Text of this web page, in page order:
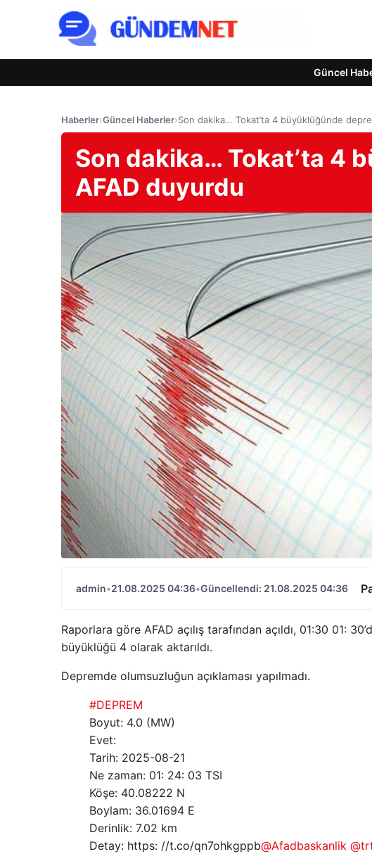
Güncel
Haberler›Güncel Haberler›Son dakika… Tokat’ta 4 büyüklüğünde
Son dakika… Tokat’ta 4
AFAD duyurdu
admin•21.08.2025 04:36•Güncellendi: 21.08.2025 04:36
Raporlara göre AFAD açılış tarafından açıldı, 01:30 01:
büyüklüğü 4 olarak aktarıldı.
Depremde olumsuzluğun açıklaması yapılmadı.
#DEPREM
Boyut: 4.0 (MW)
Evet:
Tarih: 2025-08-21
Ne zaman: 01: 24: 03 TSI
Köşe: 40.08222 N
Boylam: 36.01694 E
Derinlik: 7.02 km
Detay: https: //t.co/qn7ohkgppb@Afadbaskanlik